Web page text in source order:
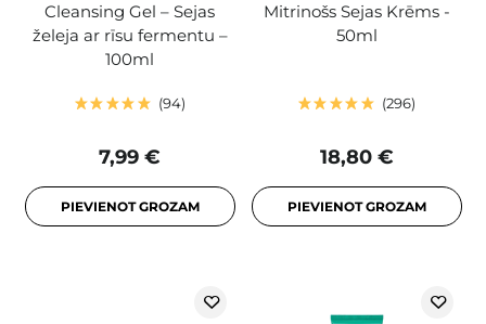
Cleansing Gel – Sejas
želeja ar rīsu fermentu –
100ml
94
7,99 €
PIEVIENOT GROZAM
Mitrinošs Sejas Krēms -
50ml
296
18,80 €
PIEVIENOT GROZAM